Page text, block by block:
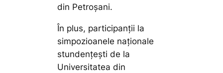
din Petroșani.
În plus, participanții la
simpozioanele naționale
stundențești de la
Universitatea din